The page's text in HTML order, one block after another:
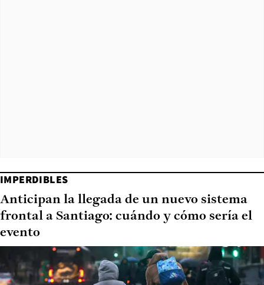
IMPERDIBLES
Anticipan la llegada de un nuevo sistema
frontal a Santiago: cuándo y cómo sería el
evento